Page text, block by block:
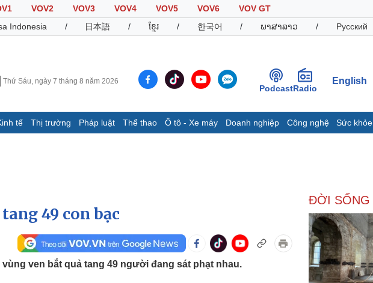
VOV2 VOV3 VOV4 VOV5 VOV6
VOV GT
Indonesia / 日本語 / ខ្មែរ / 한국어 / ພາສາລາວ / Русский
Thứ Sáu, ngày 7 tháng 8 năm 2026
PodcastRadio
English
tế Thị trường Pháp luật Thể thao Ô tô - Xe máy Doanh nghiệp Công nghệ Sức khỏe
Thể thao
Bóng đá
Ô tô - Xe máy
Ô tô
Doanh nghiệp
Thông tin doanh nghiệp
Doanh nghiệp 24h
49 con bạc
ven bắt quả tang 49 người đang sát phạt nhau.
ĐỜI SỐNG